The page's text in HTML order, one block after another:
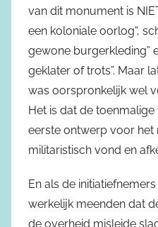
van dit monument is
een koloniale oorlog“,
gewone burgerkleding”
geklater of trots”. Maar
was oorspronkelijk wel
Het is dat de
eerste ontwerp voor het
militaristisch vond en
En als de
werkelijk meenden dat
de overheid misleide